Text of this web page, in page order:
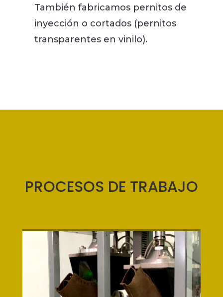
También fabricamos pernitos de
inyección o cortados (pernitos
transparentes en vinilo).
PROCESOS DE TRABAJO